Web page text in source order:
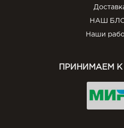
НАШ
Наши
ПРИНИМАЕМ